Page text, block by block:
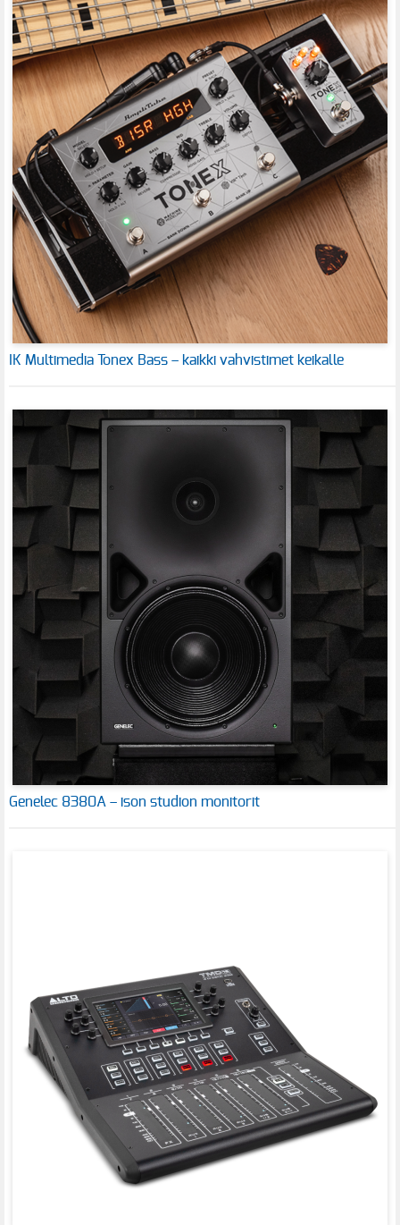
IK Multimedia Tonex Bass – kaikki vahvistimet keikalle
Genelec 8380A – ison studion monitorit